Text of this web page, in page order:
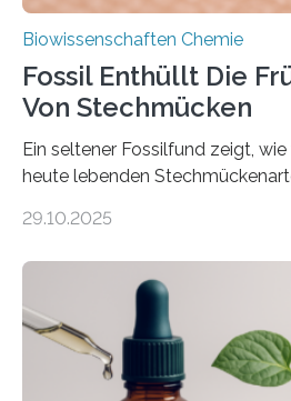
Biowissenschaften Chemie
Fossil Enthüllt Die
Von Stechmücken
Ein seltener Fossilfund zeigt,
heute lebenden
Forschende die bisher älteste
Region Kachin in Myanmar und
ausgezeichnetem Zustand
Art einer neuen Gattung
nun den Namen Cretosabethes
fossile Nachweis einer
29.10.2025